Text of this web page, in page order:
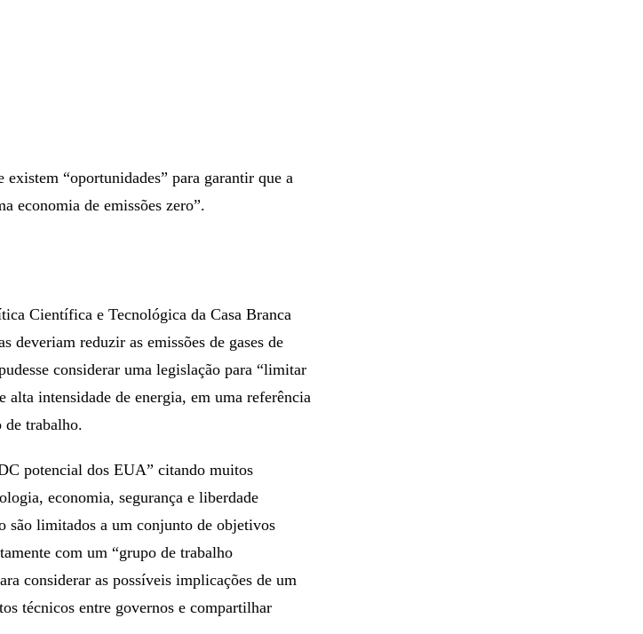
“oportunidades” para garantir que a
economia de emissões zero”.
Científica e Tecnológica da Casa Branca
deveriam reduzir as emissões de gases de
considerar uma legislação para “limitar
alta intensidade de energia, em uma referência
trabalho.
potencial dos EUA” citando muitos
economia, segurança e liberdade
são limitados a um conjunto de objetivos
com um “grupo de trabalho
considerar as possíveis implicações de um
técnicos entre governos e compartilhar